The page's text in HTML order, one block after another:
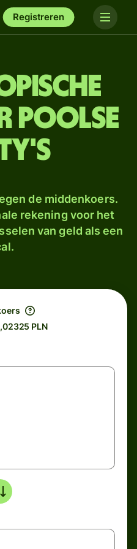
Registreren
Poolse
de middenkoers.
rekening voor het
van geld als een
PLN